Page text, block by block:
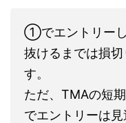
①でエントリーし
抜けるまでは損
す。
ただ、TMAの短
でエントリーは見